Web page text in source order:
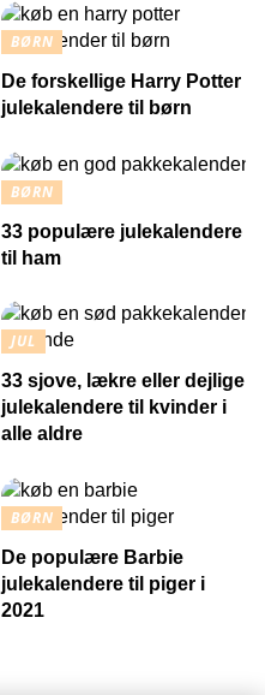
BØRN
De forskellige Harry Potter
julekalendere til børn
BØRN
33 populære julekalendere
til ham
JUL
33 sjove, lækre eller dejlige
julekalendere til kvinder i
alle aldre
BØRN
De populære Barbie
julekalendere til piger i
2021